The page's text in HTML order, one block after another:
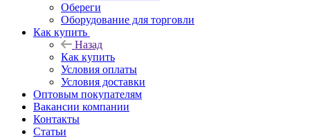
Обереги
Оборудование для торговли
Как купить
Назад
Как купить
Условия оплаты
Условия доставки
Оптовым покупателям
Вакансии компании
Контакты
Статьи